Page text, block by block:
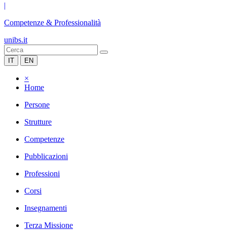
|
Competenze & Professionalità
unibs.it
IT EN
×
Home
Persone
Strutture
Competenze
Pubblicazioni
Professioni
Corsi
Insegnamenti
Terza Missione